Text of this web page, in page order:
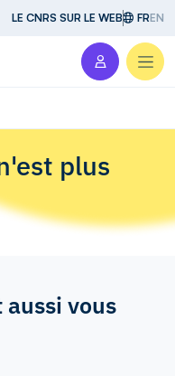
LE CNRS SUR LE WEB FREN
plus
vous